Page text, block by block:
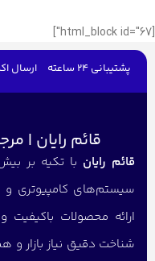
پشتیبانی 24 ساعته ارسال
قائم رایان |
قائم رایان با تکیه بر
سیستم‌های کامپیوتری و
ارائه محصولات باکیفیت
شناخت دقیق نیاز بازار و